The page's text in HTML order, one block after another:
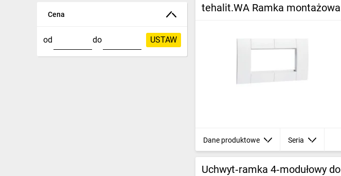
Cena
od do USTAW
tehalit.WA Ramka
Dane produktowe Seria
Uchwyt‑ramka 4‑modułowy